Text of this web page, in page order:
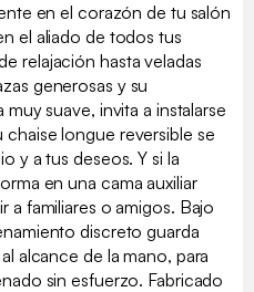
en el corazón de tu salón
el aliado de todos tus
relajación hasta veladas
generosas y su
suave, invita a instalarse
longue reversible se
y a tus deseos. Y si la
en una cama auxiliar
a familiares o amigos. Bajo
discreto guarda
alcance de la mano, para
sin esfuerzo. Fabricado